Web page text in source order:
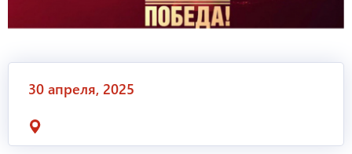
30 апреля, 2025